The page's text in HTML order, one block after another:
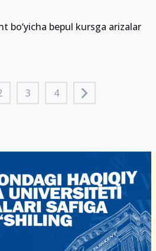
bo‘yicha bepul kursga arizalar
3 4